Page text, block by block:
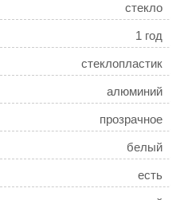
стекло
1 год
стеклопластик
алюминий
прозрачное
белый
есть